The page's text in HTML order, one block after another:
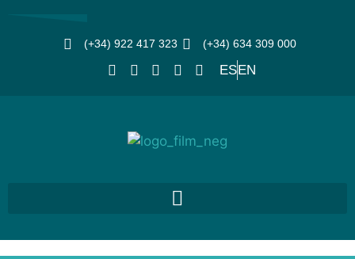
(+34) 922 417 323 (+34) 634 309 000
ESEN